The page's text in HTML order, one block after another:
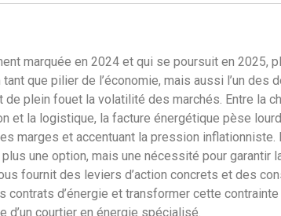
marquée en 2024 et qui se poursuit en 2025,
que pilier de l’économie, mais aussi l’un des
plein fouet la volatilité des marchés. Entre la
et la logistique, la facture énergétique pèse
marges et accentuant la pression inflationniste.
une option, mais une nécessité pour garantir
fournit des leviers d’action concrets et des
d’énergie et transformer cette contrainte
d’un courtier en énergie spécialisé.